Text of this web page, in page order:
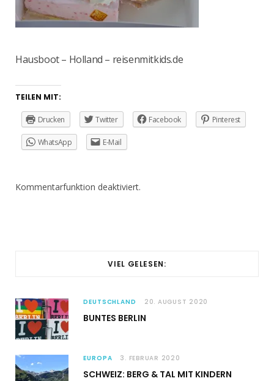
Hausboot – Holland – reisenmitkids.de
TEILEN MIT:
Drucken Twitter Facebook Pinterest
WhatsApp E-Mail
Kommentarfunktion deaktiviert.
VIEL GELESEN:
DEUTSCHLAND 20. AUGUST 2020
BUNTES BERLIN
EUROPA 3. FEBRUAR 2020
SCHWEIZ: BERG & TAL MIT KINDERN